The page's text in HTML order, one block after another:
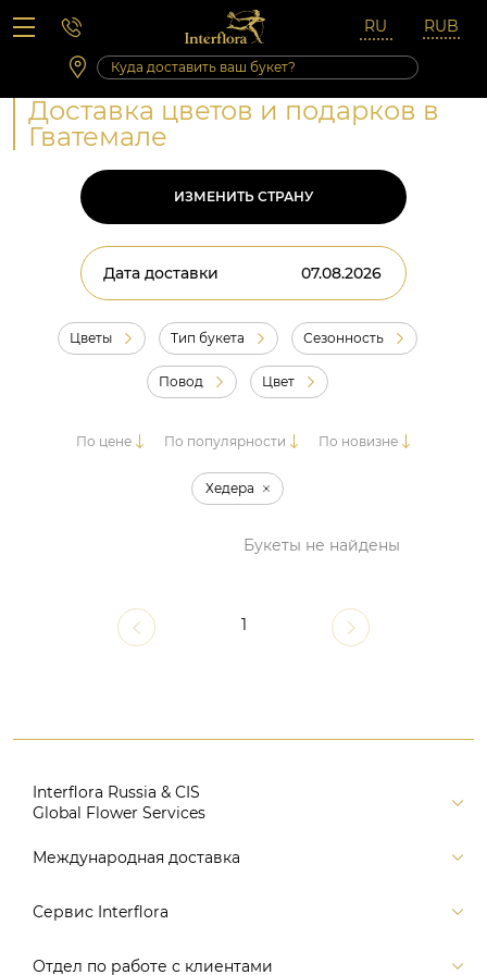
Вопросы-ответы
Сб 10:00 ‐ 14:00
Выходные и праздничные дни
Доставка цветов и подарков в
Гватемале
ИЗМЕНИТЬ СТРАНУ
Дата доставки
Цветы Тип букета Сезонность
Повод Цвет
По цене По популярности По новизне
Хедера
Букеты не найдены
1
Interflora Russia & CIS
Global Flower Services
Версия для печати
Поиск
Международная доставка
Россия
Сервис Interflora
Заказ и оплата
Отдел по работе с клиентами